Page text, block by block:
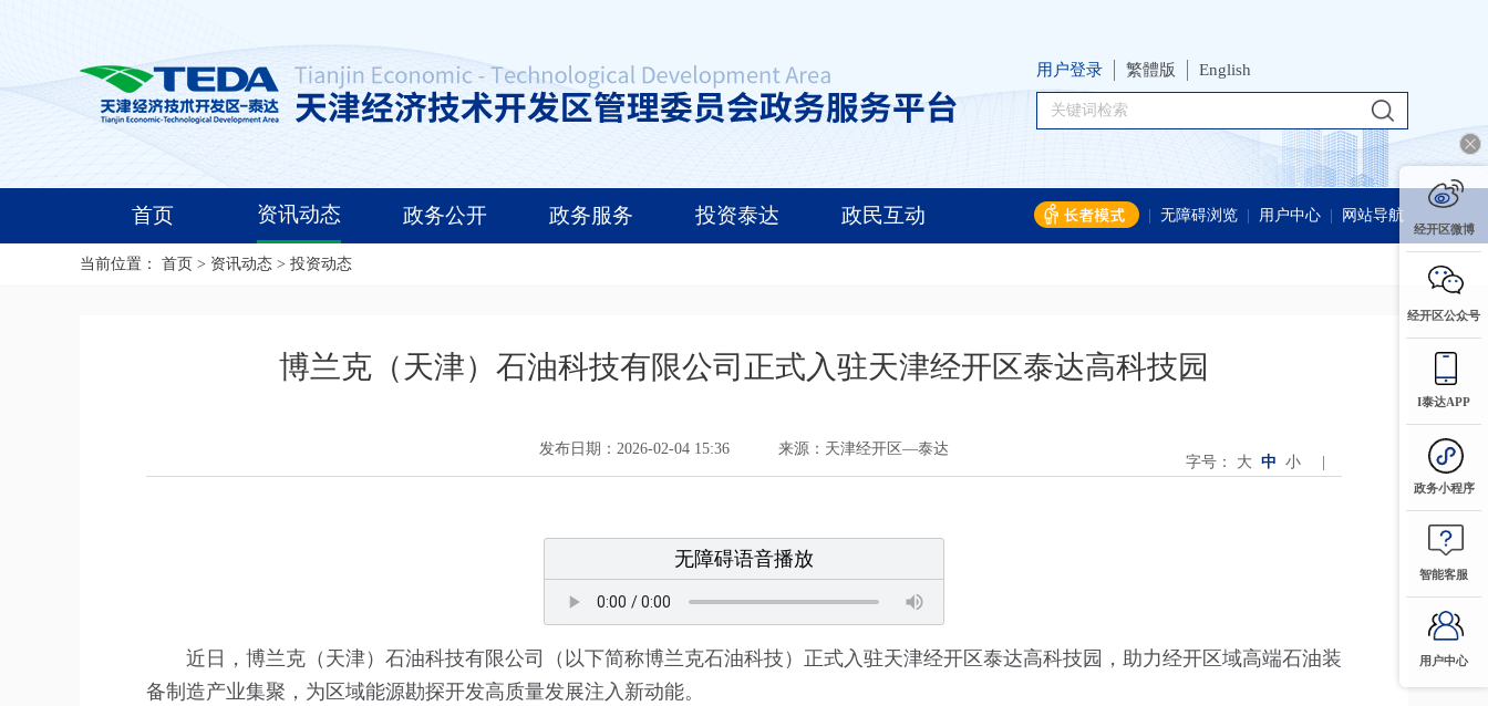
用户登录 繁體版 English
首页 资讯动态 政务公开 政务服务 投资泰达 政民互动 无障碍浏览 用户中心 网站导航
当前位置： 首页 > 资讯动态 > 投资动态
博兰克（天津）石油科技有限公司正式入驻天津经开区泰达高科技园
发布日期：2026-02-04 15:36
来源：天津经开区—泰达
字号： 大 中 小
无障碍语音播放
近日，博兰克（天津）石油科技有限公司（以下简称博兰克石油科技）正式入驻天津经开区泰达高科技园，助力经开区域高端石油装
备制造产业集聚，为区域能源勘探开发高质量发展注入新动能。
经开区微博
经开区公众号
I泰达APP
政务小程序
智能客服
用户中心